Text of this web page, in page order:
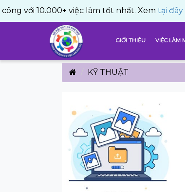
việc làm tốt nhất. Xem tại đây- TRUNG
GIỚI THIỆU VIỆC LÀM
KỸ THUẬT